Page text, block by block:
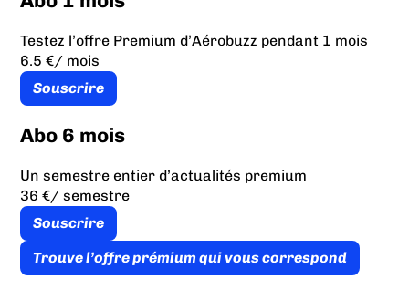
Testez l’offre Premium d’Aérobuzz pendant 1 mois
6.5 €/ mois
Souscrire
Abo 6 mois
Un semestre entier d’actualités premium
36 €/ semestre
Souscrire
Trouve l’offre prémium qui vous correspond